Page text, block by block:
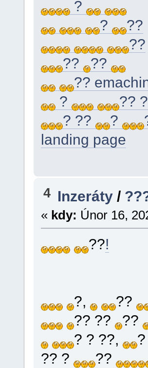
?
?
??
??
??
??
??
?
?? ?
? ??
?
landing page
4 Inzeráty /
« kdy: Únor 16,
??!
?, ??
?? ??
??
? ? ??,
?
?? ?
??